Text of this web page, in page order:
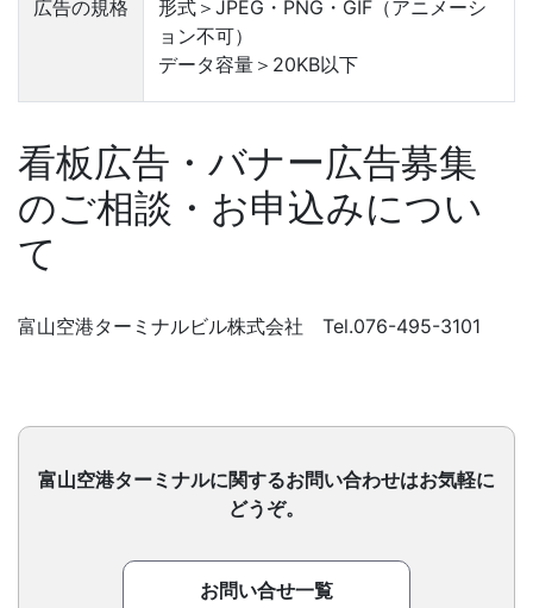
広告の規格
形式＞JPEG・PNG・GIF（アニメーシ
ョン不可）
データ容量＞20KB以下
看板広告・バナー広告募集
のご相談・お申込みについ
て
富山空港ターミナルビル株式会社 Tel.076-495-3101
富山空港ターミナルに関するお問い合わせはお気軽に
どうぞ。
お問い合せ一覧